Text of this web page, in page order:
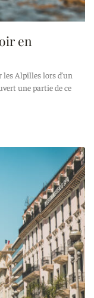
en
Alpilles lors d’un
une partie de ce